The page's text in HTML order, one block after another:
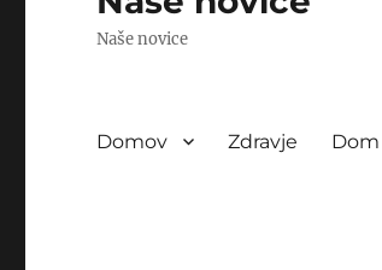
Naše novice
Domov Zdravje Dom